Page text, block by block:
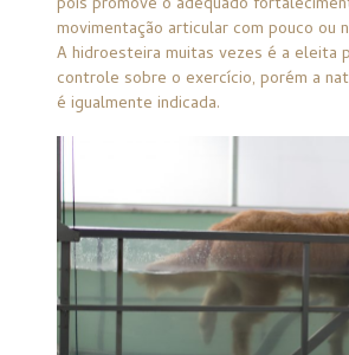
movimentação articular com pouco ou
A hidroesteira muitas vezes é a eleita
controle sobre o exercício, porém a
é igualmente indicada.